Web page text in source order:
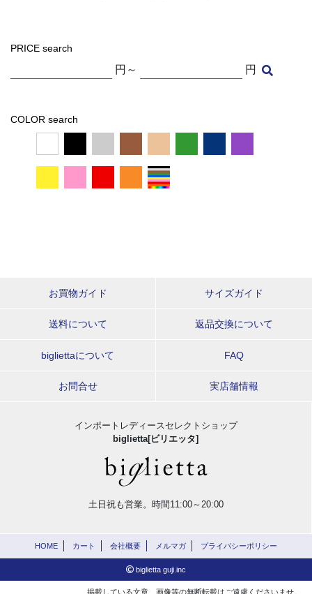
PRICE search
円～ 円
COLOR search
お買物ガイド サイズガイド
送料について 返品交換について
bigliettaについて FAQ
お問合せ 実店舗情報
インポートレディースセレクトショップ
biglietta[ビリエッタ]
土日祝も営業。時間11:00～20:00
HOME カート 会社概要 メルマガ プライバシーポリシー
biglietta guji.inc
掲載している文章、画像等の無断転載はご遠慮くださいませ。